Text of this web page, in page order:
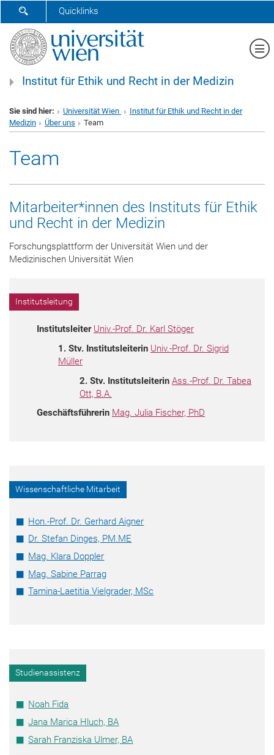
SUCHFORMULAR ÖFFNEN
Quicklinks
Institut für Ethik und Recht in der Medizin
Sie sind hier: Universität Wien
Institut für Ethik und Recht in der
Medizin
Über uns Team
Team
Mitarbeiter*innen des Instituts für Ethik
und Recht in der Medizin
Forschungsplattform der Universität Wien und der
Medizinischen Universität Wien
Institutsleitung
Institutsleiter Univ.-Prof. Dr. Karl Stöger
1. Stv. Institutsleiterin Univ.-Prof. Dr. Sigrid
Müller
2. Stv. Institutsleiterin Ass.-Prof. Dr. Tabea
Ott, B.A.
Geschäftsführerin Mag. Julia Fischer, PhD
Wissenschaftliche Mitarbeit
Hon.-Prof. Dr. Gerhard Aigner
Dr. Stefan Dinges, PM.ME
Mag. Klara Doppler
Mag. Sabine Parrag
Tamina-Laetitia Vielgrader, MSc
Studienassistenz
Noah Fida
Jana Marica Hluch, BA
Sarah Franziska Ulmer, BA